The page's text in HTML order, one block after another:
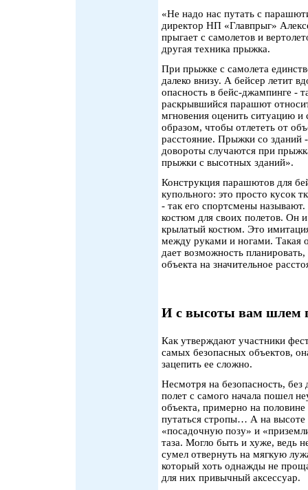
«Не надо нас путать с
директор НП «Главпрыг»
прыгает с самолетов и
другая техника прыжка.
При прыжке с самолета
далеко внизу. А бейсер летит
опасность в бейс-джампинге -
раскрывшийся парашют
мгновения оценить ситуацию
образом, чтобы отлететь от
расстояние. Прыжки со зданий
довороты случаются при
прыжки с высотных зданий».
Конструкция парашютов для
купольного: это просто кусок
- так его спортсмены
костюм для своих полетов. Он
крылатый костюм. Это
между руками и ногами. Такая
дает возможность
объекта на значительное
И с высоты вам шлем
Как утверждают участники
самых безопасных объектов,
зацепить ее сложно.
Несмотря на безопасность,
полет с самого начала пошел
объекта, примерно на
путаться стропы… А на высоте
«посадочную позу» и
таза. Могло быть и хуже, ведь
сумел отвернуть на мягкую
который хоть однажды не
для них привычный аксессуар.